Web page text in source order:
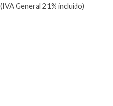
(IVA General 21% incluido)